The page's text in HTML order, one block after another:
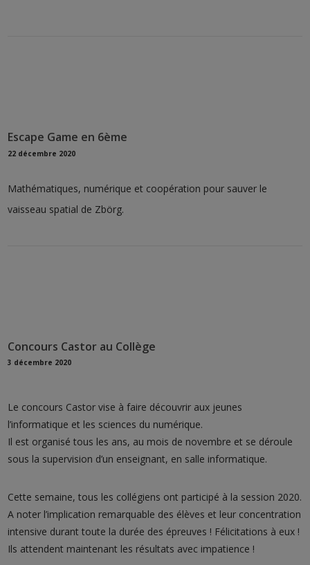
Escape Game en 6ème
22 décembre 2020
Mathématiques, numérique et coopération pour sauver le
vaisseau spatial de Zbörg.
Concours Castor au Collège
3 décembre 2020
Le concours Castor vise à faire découvrir aux jeunes
l’informatique et les sciences du numérique.
Il est organisé tous les ans, au mois de novembre et se déroule
sous la supervision d’un enseignant, en salle informatique.
Cette semaine, tous les collégiens ont participé à la session 2020.
A noter l’implication remarquable des élèves et leur concentration
intensive durant toute la durée des épreuves ! Félicitations à eux !
Ils attendent maintenant les résultats avec impatience !